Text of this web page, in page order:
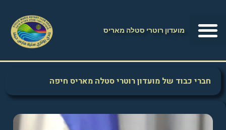
מועדון רוטרי סטלה מאריס
חברי כבוד של מועדון רוטרי סטלה מאריס חיפה